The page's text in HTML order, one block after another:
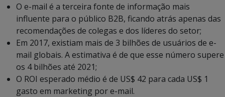
O e-mail é a terceira fonte de informação mais
influente para o público B2B, ficando atrás apenas das
recomendações de colegas e dos líderes do setor;
Em 2017, existiam mais de 3 bilhões de usuários de e-
mail globais. A estimativa é de que esse número supere
os 4 bilhões até 2021;
O ROI esperado médio é de US$ 42 para cada US$ 1
gasto em marketing por e-mail.